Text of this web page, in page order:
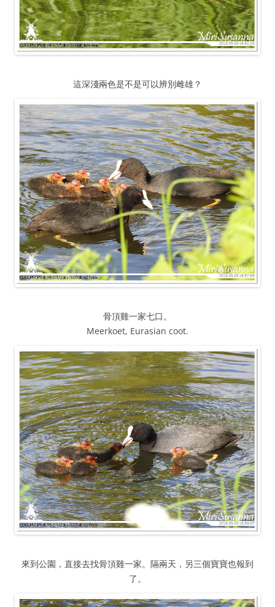
這深淺兩色是不是可以辨別雌雄？
骨頂雞一家七口。
Meerkoet, Eurasian coot.
來到公園，直接去找骨頂雞一家。隔兩天，另三個寶寶也報到
了。